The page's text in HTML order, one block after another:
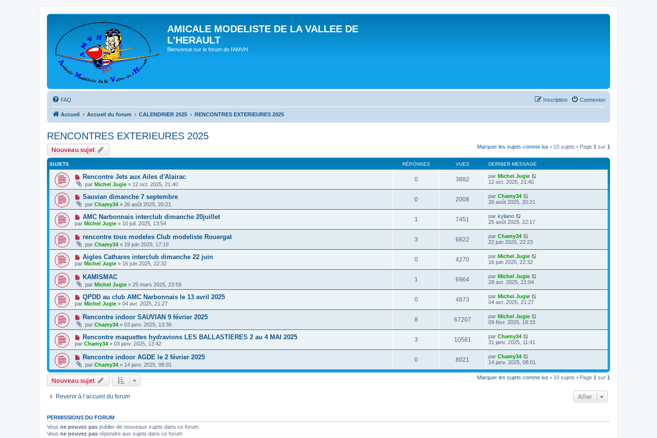
AMICALE MODELISTE DE LA VALLEE DE
L'HERAULT
Bienvenue sur le forum de l'AMVH
FAQ Connexion
Inscription
Accueil Accueil du forum CALENDRIER 2025 RENCONTRES EXTERIEURES 2025
RENCONTRES EXTERIEURES 2025
Nouveau sujet Marquer les sujets comme lus • 10 sujets • Page 1 sur 1
SUJETS RÉPONSES VUES DERNIER MESSAGE
Rencontre Jets aux Ailes d'Alairac
par Michel Jugie » 12 oct. 2025, 21:40
0 3882 par Michel Jugie
12 oct. 2025, 21:40
Sauvian dimanche 7 septembre
par Chamy34 » 26 août 2025, 20:21
0 2008 par Chamy34
26 août 2025, 20:21
AMC Narbonnais interclub dimanche 20juillet
par Michel Jugie » 10 juil. 2025, 13:54
1 7451 par kyliano
25 août 2025, 22:17
rencontre tous modeles Club modeliste Rouergat
par Chamy34 » 19 juin 2025, 17:19
3 6822 par Chamy34
22 juin 2025, 22:23
Aigles Cathares interclub dimanche 22 juin
par Michel Jugie » 16 juin 2025, 22:32
0 4270 par Michel Jugie
16 juin 2025, 22:32
KAMISMAC
par Michel Jugie » 25 mars 2025, 23:59
1 6964 par Michel Jugie
28 avr. 2025, 21:04
QPDD au club AMC Narbonnais le 13 avril 2025
par Michel Jugie » 04 avr. 2025, 21:27
0 4873 par Michel Jugie
04 avr. 2025, 21:27
Rencontre indoor SAUVIAN 9 février 2025
par Chamy34 » 03 janv. 2025, 13:36
8 67207 par Michel Jugie
09 févr. 2025, 18:33
Rencontre maquettes hydravions LES BALLASTIERES 2 au 4 MAI 2025
par Chamy34 » 03 janv. 2025, 13:42
3 10581 par Chamy34
31 janv. 2025, 11:41
Rencontre indoor AGDE le 2 février 2025
par Chamy34 » 14 janv. 2025, 08:01
0 8021 par Chamy34
14 janv. 2025, 08:01
Nouveau sujet Marquer les sujets comme lus • 10 sujets • Page 1 sur 1
Revenir à l’accueil du forum Aller
PERMISSIONS DU FORUM
Vous ne pouvez pas publier de nouveaux sujets dans ce forum
Vous ne pouvez pas répondre aux sujets dans ce forum